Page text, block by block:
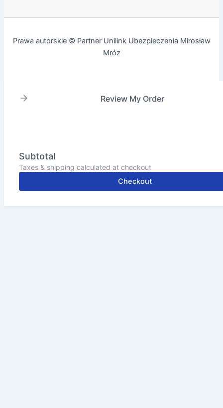
Prawa autorskie © Partner Unilink Ubezpieczenia Mirosław
Mróz
Review My Order
Subtotal
Taxes & shipping calculated at checkout
Checkout